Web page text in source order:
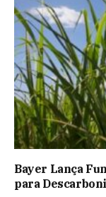
Bayer Lança
para